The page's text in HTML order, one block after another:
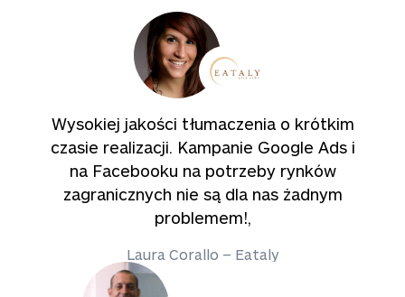
Wysokiej jakości tłumaczenia o krótkim
czasie realizacji. Kampanie Google Ads i
na Facebooku na potrzeby rynków
zagranicznych nie są dla nas żadnym
problemem!,
Laura Corallo – Eataly